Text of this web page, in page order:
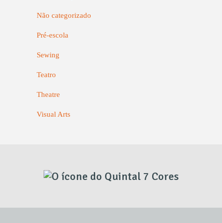
Não categorizado
Pré-escola
Sewing
Teatro
Theatre
Visual Arts